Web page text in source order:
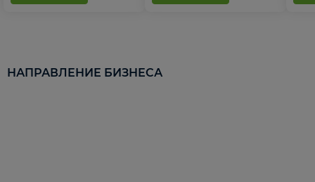
НАПРАВЛЕНИЕ БИЗНЕСА